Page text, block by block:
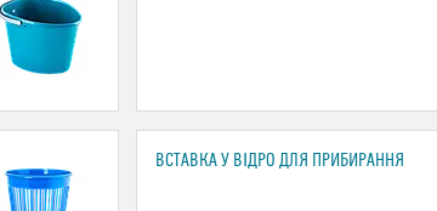
ВСТАВКА У ВІДРО ДЛЯ ПРИБИРАННЯ